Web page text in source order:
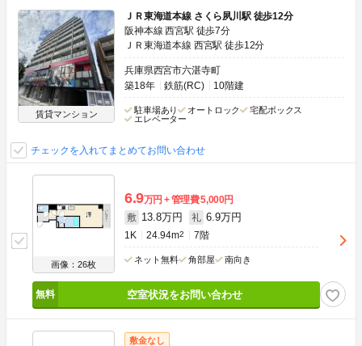
賃貸マンション
ＪＲ東海道本線 さくら夙川駅 徒歩12分
阪神本線 西宮駅 徒歩7分
ＪＲ東海道本線 西宮駅 徒歩12分
兵庫県西宮市六湛寺町
築18年
鉄筋(RC) 10階建
駐車場あり オートロック
宅配ボックス
エレベーター
チェックを入れてまとめてお問い合わせ
画像：26枚
6.9万円 管理費5,000円
敷 13.8万円 礼 6.9万円
1K 24.94m2 7階
ネット無料 角部屋 南向き
空室状況をお問い合わせ
敷金なし